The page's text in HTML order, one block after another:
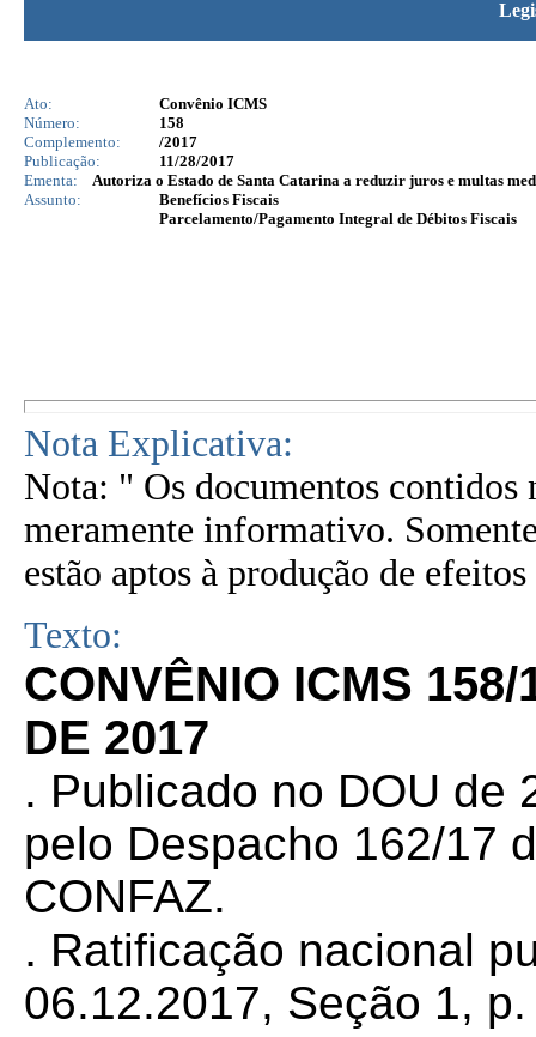
Ato:
Convênio ICMS
Número:
158
Complemento:
/2017
Publicação:
11/28/2017
Ementa:
Autoriza o Estado de Santa Catarina a reduzir juros e multas
Assunto:
Benefícios Fiscais
Parcelamento/Pagamento Integral de Débitos Fiscais
Nota Explicativa:
Nota: " Os documentos contidos
meramente informativo.
estão aptos à produção de
Texto:
CONVÊNIO ICMS
DE 2017
. Publicado no DOU de
pelo Despacho 162/17
CONFAZ.
. Ratificação nacional
06.12.2017, Seção 1,